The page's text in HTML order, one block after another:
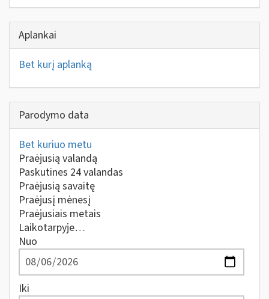
Aplankai
Bet kurį aplanką
Parodymo data
Bet kuriuo metu
Praėjusią valandą
Paskutines 24 valandas
Praėjusią savaitę
Praėjusį mėnesį
Praėjusiais metais
Laikotarpyje…
Nuo
Iki